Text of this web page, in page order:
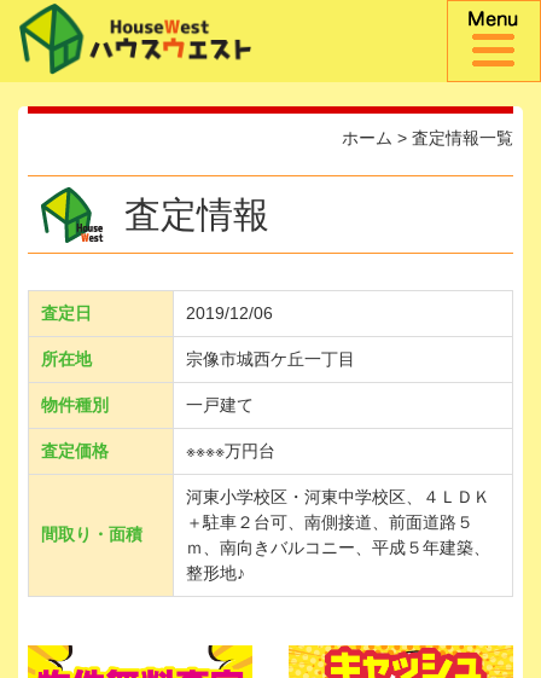
ホーム > 査定情報一覧
査定情報
査定日 2019/12/06
所在地 宗像市城西ケ丘一丁目
物件種別 一戸建て
査定価格 ※※※※万円台
間取り・面積
河東小学校区・河東中学校区、４ＬＤＫ
＋駐車２台可、南側接道、前面道路５
ｍ、南向きバルコニー、平成５年建築、
整形地♪